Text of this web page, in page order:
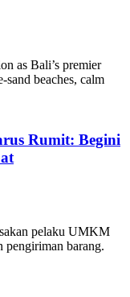
as Bali’s premier
beaches, calm
Rumit: Begini
pelaku UMKM
pengiriman barang.